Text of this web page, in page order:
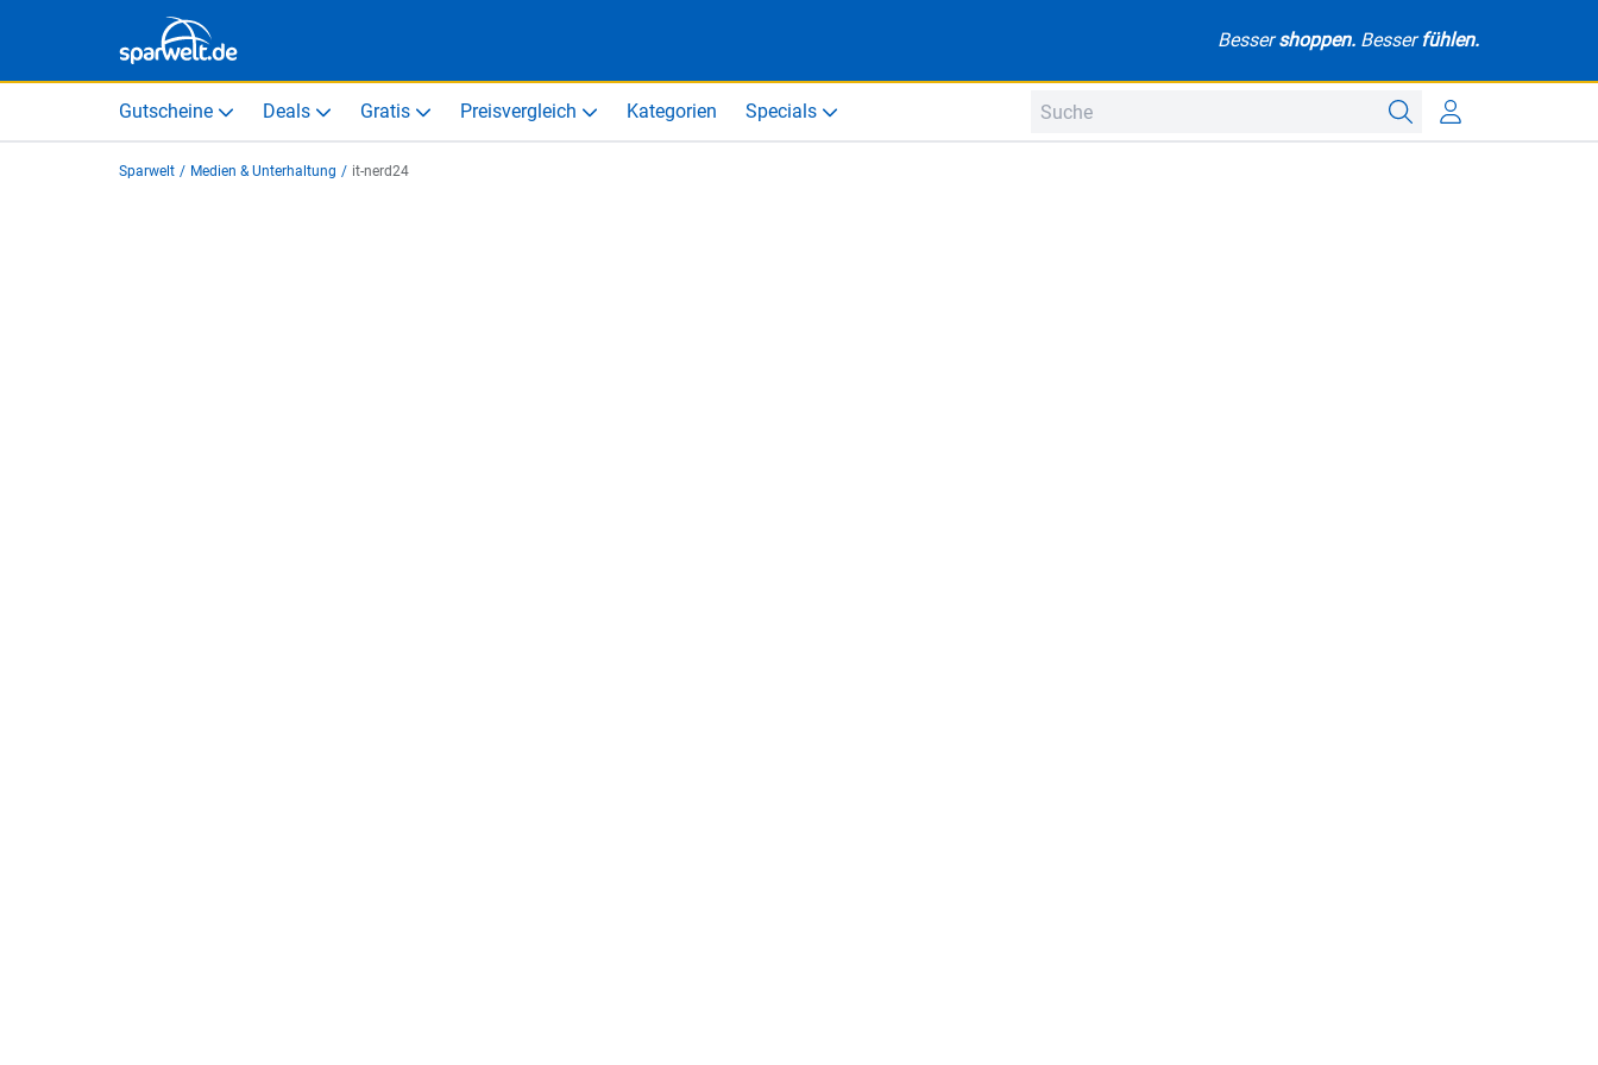
Bessershoppen. Besserfühlen.
Gutscheine Deals Gratis Preisvergleich Kategorien Specials
Sparwelt / Medien & Unterhaltung / it-nerd24